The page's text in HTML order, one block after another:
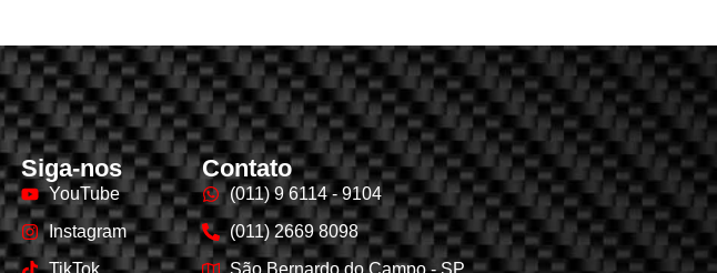
Siga-nos
YouTube
Instagram
Contato
(011) 9 6114 - 9104
(011) 2669 8098